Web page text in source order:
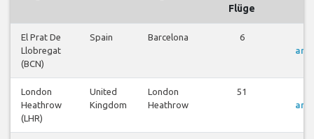
Flüge
El Prat De
Llobregat
(BCN)
Spain Barcelona 6
London
Heathrow
(LHR)
United
Kingdom
London
Heathrow
51